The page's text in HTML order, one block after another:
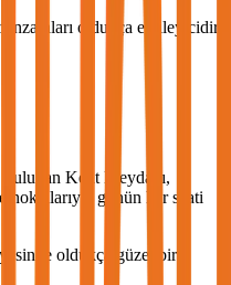
oldukça etkileyicidir.
bulunan Kent Meydanı,
noktalarıyla günün her saati
oldukça güzel bir